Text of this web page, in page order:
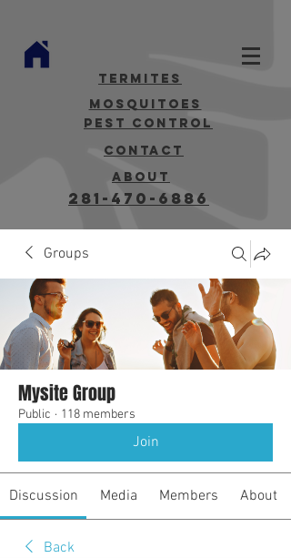
termites
mosquitoes
Pest Control
contact
about
281-470-6886
Groups
Mysite Group
Public · 118 members
Join
Discussion Media Members About
Back